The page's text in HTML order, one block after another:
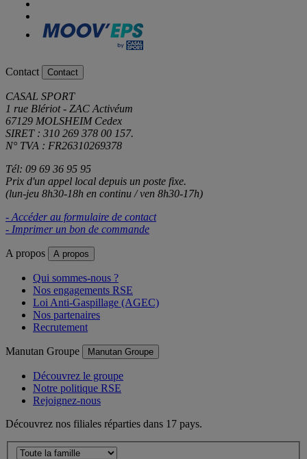
Contact Contact
CASAL SPORT
1 rue Blériot - ZAC Activéum
67129 MOLSHEIM Cedex
SIRET : 310 269 378 00 157.
N° TVA : FR26310269378
Tél: 09 69 36 95 95
Prix d'un appel local depuis un poste fixe.
(lun-jeu 8h30-18h en continu / ven 8h30-17h)
- Accéder au formulaire de contact
- Imprimer un bon de commande
A propos A propos
Qui sommes-nous ?
Nos engagements RSE
Loi Anti-Gaspillage (AGEC)
Nos partenaires
Recrutement
Manutan Groupe Manutan Groupe
Découvrez le groupe
Notre politique RSE
Rejoignez-nous
Découvrez nos filiales réparties dans 17 pays.